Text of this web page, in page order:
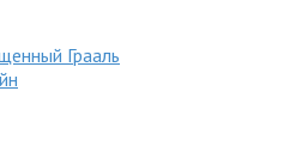
Грааль